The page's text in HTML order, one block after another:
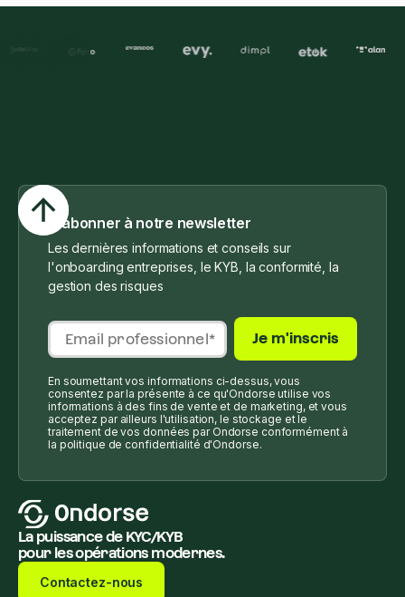
S'abonner à notre newsletter
Les dernières informations et conseils sur
l'onboarding entreprises, le KYB, la conformité, la
gestion des risques
En soumettant vos informations ci-dessus, vous
consentez par la présente à ce qu'Ondorse utilise vos
informations à des fins de vente et de marketing, et vous
acceptez par ailleurs l'utilisation, le stockage et le
traitement de vos données par Ondorse conformément à
la politique de confidentialité d'Ondorse.
La puissance de KYC/KYB
pour les opérations modernes.
Contactez-nous